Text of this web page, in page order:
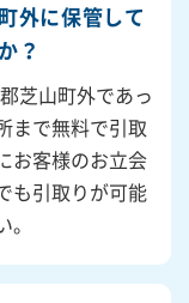
外に保管して
？
芝山町外であっ
まで無料で引取
お客様のお立会
も引取りが可能